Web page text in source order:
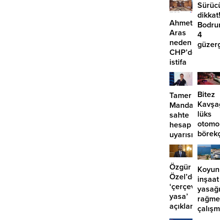
Ahmet
Aras
neden
CHP’den
istifa
etmiyor?
dikkat!
4
Tamer
sahte
hesap
uyarısı
Bitez
lüks
girdi:
2
Özgür
Özel’den
‘çerçeve
yasa’
açıklaması:
inşaat